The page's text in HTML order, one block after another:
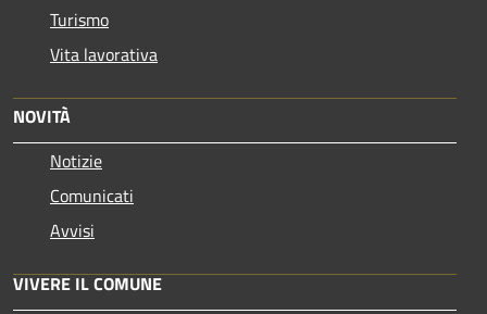
Turismo
Vita lavorativa
NOVITÀ
Notizie
Comunicati
Avvisi
VIVERE IL COMUNE